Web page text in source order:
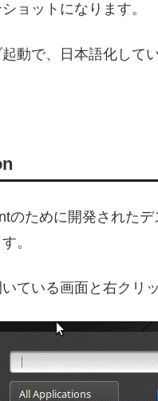
ョットになります。
動で、日本語化して
のために開発された
。
ている画面と右クリ